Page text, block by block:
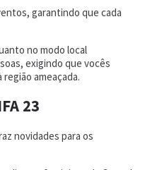
garantindo que cada
no modo local
exigindo que vocês
ameaçada.
23
novidades para os